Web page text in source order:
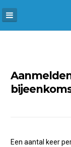
Skip
to
Een aantal keer